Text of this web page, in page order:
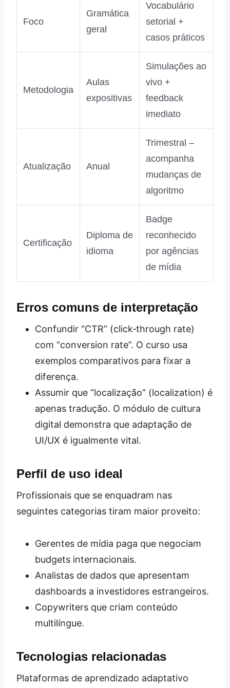
Foco
Gramática
geral
Vocabulário
setorial +
casos práticos
Metodologia
Aulas
expositivas
Simulações ao
vivo +
feedback
imediato
Atualização Anual
Trimestral –
acompanha
mudanças de
algoritmo
Certificação
Diploma de
idioma
Badge
reconhecido
por agências
de mídia
Erros comuns de interpretação
Confundir “CTR” (click‑through rate)
com “conversion rate”. O curso usa
exemplos comparativos para fixar a
diferença.
Assumir que “localização” (localization) é
apenas tradução. O módulo de cultura
digital demonstra que adaptação de
UI/UX é igualmente vital.
Perfil de uso ideal
Profissionais que se enquadram nas
seguintes categorias tiram maior proveito:
Gerentes de mídia paga que negociam
budgets internacionais.
Analistas de dados que apresentam
dashboards a investidores estrangeiros.
Copywriters que criam conteúdo
multilíngue.
Tecnologias relacionadas
Plataformas de aprendizado adaptativo